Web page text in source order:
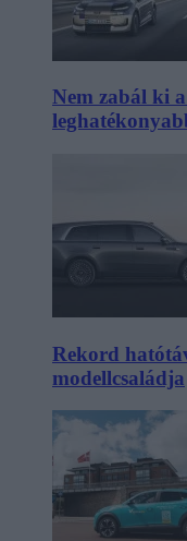
Nem zabál ki
Rekord
modellcsaládja